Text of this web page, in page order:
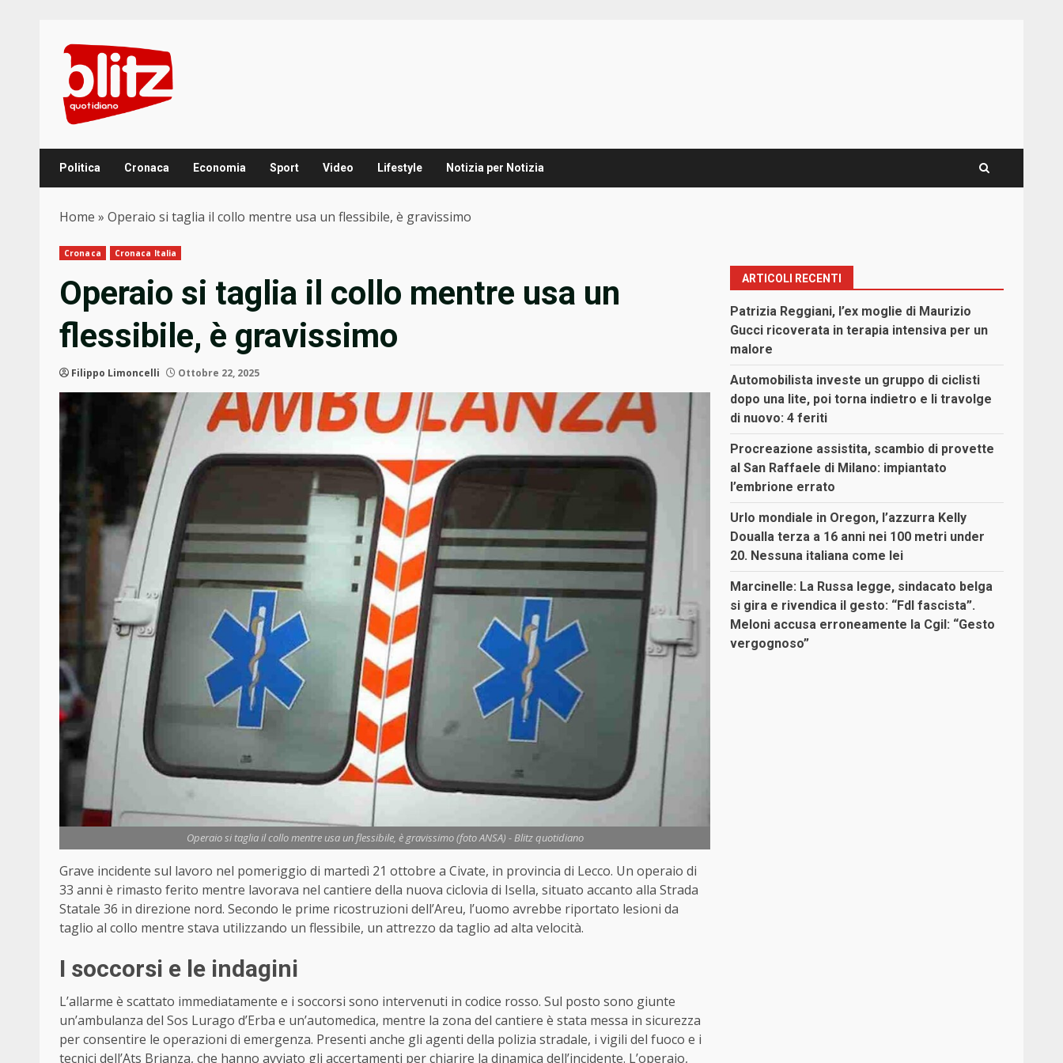
content
Politica Cronaca Economia Sport Video Lifestyle Notizia per Notizia
Home » Operaio si taglia il collo mentre usa un flessibile, è gravissimo
Cronaca Cronaca Italia
Operaio si taglia il collo mentre usa un
flessibile, è gravissimo
Filippo Limoncelli Ottobre 22, 2025
Operaio si taglia il collo mentre usa un flessibile, è gravissimo (foto ANSA) - Blitz quotidiano
Grave incidente sul lavoro nel pomeriggio di martedì 21 ottobre a Civate, in provincia di Lecco. Un operaio di
33 anni è rimasto ferito mentre lavorava nel cantiere della nuova ciclovia di Isella, situato accanto alla Strada
Statale 36 in direzione nord. Secondo le prime ricostruzioni dell’Areu, l’uomo avrebbe riportato lesioni da
taglio al collo mentre stava utilizzando un flessibile, un attrezzo da taglio ad alta velocità.
I soccorsi e le indagini
L’allarme è scattato immediatamente e i soccorsi sono intervenuti in codice rosso. Sul posto sono giunte
un’ambulanza del Sos Lurago d’Erba e un’automedica, mentre la zona del cantiere è stata messa in sicurezza
per consentire le operazioni di emergenza. Presenti anche gli agenti della polizia stradale, i vigili del fuoco e i
tecnici dell’Ats Brianza, che hanno avviato gli accertamenti per chiarire la dinamica dell’incidente. L’operaio,
ARTICOLI RECENTI
Patrizia Reggiani, l’ex moglie di Maurizio
Gucci ricoverata in terapia intensiva per un
malore
Automobilista investe un gruppo di ciclisti
dopo una lite, poi torna indietro e li travolge
di nuovo: 4 feriti
Procreazione assistita, scambio di provette
al San Raffaele di Milano: impiantato
l’embrione errato
Urlo mondiale in Oregon, l’azzurra Kelly
Doualla terza a 16 anni nei 100 metri under
20. Nessuna italiana come lei
Marcinelle: La Russa legge, sindacato belga
si gira e rivendica il gesto: “FdI fascista”.
Meloni accusa erroneamente la Cgil: “Gesto
vergognoso”